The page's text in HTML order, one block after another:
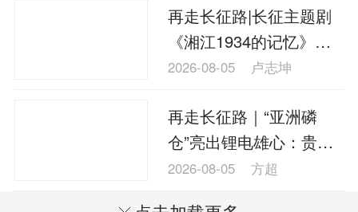
再走长征路|长征主题剧
《湘江1934的记忆》在
桂林兴安开机
2026-08-05 卢志坤
再走长征路｜“亚洲磷
仓”亮出锂电雄心：贵州
瓮安加速掘金新能源蓝
2026-08-05 方超